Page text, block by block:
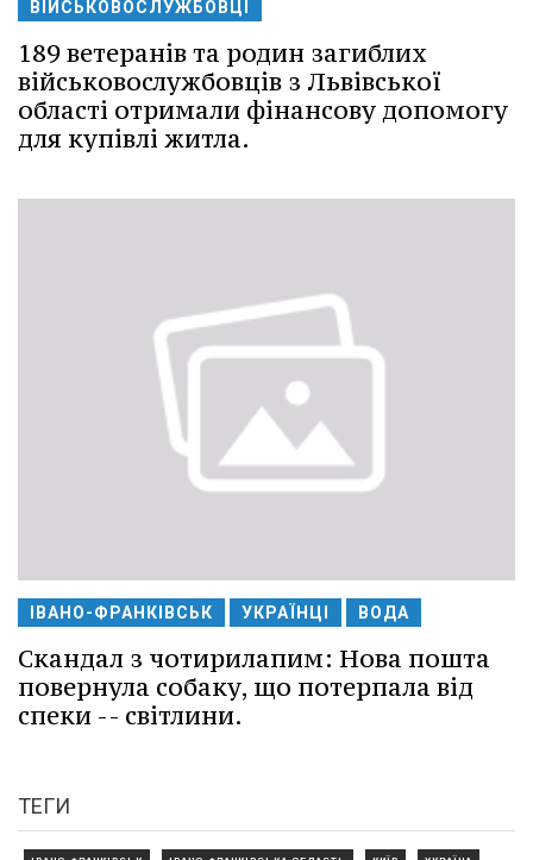
ВІЙСЬКОВОСЛУЖБОВЦІ
189 ветеранів та родин загиблих
військовослужбовців з Львівської
області отримали фінансову допомогу
для купівлі житла.
ІВАНО-ФРАНКІВСЬК УКРАЇНЦІ ВОДА
Скандал з чотирилапим: Нова пошта
повернула собаку, що потерпала від
спеки -- світлини.
ТЕГИ